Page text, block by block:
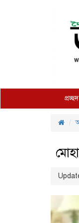
প্রচ্ছদ